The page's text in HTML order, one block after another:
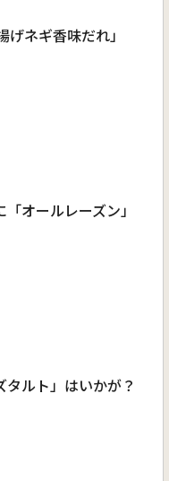
げネギ香味だれ」
オールレーズン」
タルト」はいかが？